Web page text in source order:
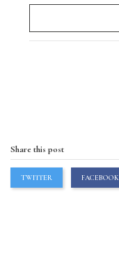
Share this post
TWITTER FACEBOOK